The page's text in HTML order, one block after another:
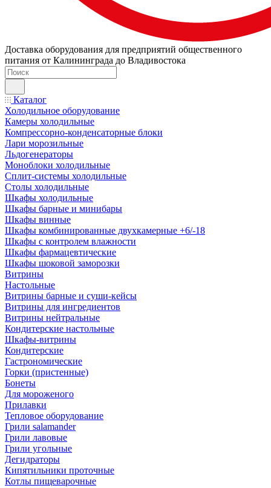
Доставка оборудования для предприятий общественного
питания от Калининграда до Владивостока
Каталог
Холодильное оборудование
Камеры холодильные
Компрессорно-конденсаторные блоки
Лари морозильные
Льдогенераторы
Моноблоки холодильные
Сплит-системы холодильные
Столы холодильные
Шкафы холодильные
Шкафы барные и минибары
Шкафы винные
Шкафы комбинированные двухкамерные +6/-18
Шкафы с контролем влажности
Шкафы фармацевтические
Шкафы шоковой заморозки
Витрины
Настольные
Витрины барные и суши-кейсы
Витрины для ингредиентов
Витрины нейтральные
Кондитерские настольные
Шкафы-витрины
Кондитерские
Гастрономические
Горки (пристенные)
Бонеты
Для мороженого
Прилавки
Тепловое оборудование
Грили salamander
Грили лавовые
Грили угольные
Дегидраторы
Кипятильники проточные
Котлы пищеварочные